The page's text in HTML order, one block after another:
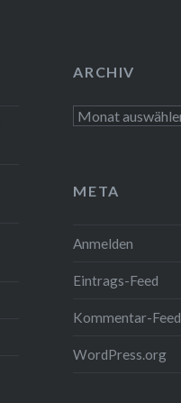
ARCHIV
Archiv
META
Anmelden
Eintrags-Feed
Kommentar-Feed
WordPress.org